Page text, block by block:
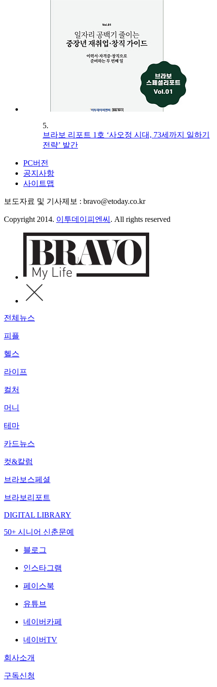
5.
브라보 리포트 1호 ‘사오정 시대, 73세까지 일하기
전략’ 발간
PC버전
공지사항
사이트맵
보도자료 및 기사제보 : bravo@etoday.co.kr
Copyright 2014. 이투데이피엔씨 . All rights reserved
전체뉴스
피플
헬스
라이프
컬처
머니
테마
카드뉴스
컷&칼럼
브라보스페셜
브라보리포트
DIGITAL LIBRARY
50+ 시니어 신춘문예
블로그
인스타그램
페이스북
유튜브
네이버카페
네이버TV
회사소개
구독신청